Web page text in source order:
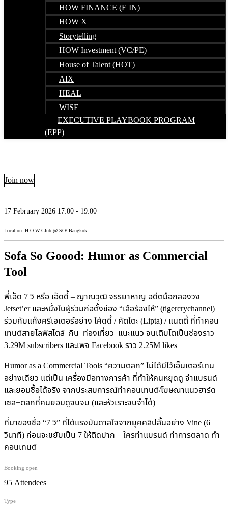
HOW FINANCE (F-IN)
HOW X
Storytelling
HOW Investment (VC/PE)
House of Talent (HOT)
AIX
HEAL
WISE
EXECUTIVE PLAYBOOK PROGRAM
(EPP)
Join now
17 February 2026 17:00 - 19:00
Location: H.O.W Club @ SO/ Bangkok
Sofa So Goood: Humor as Commercial
Tool
พี่เอ็ด 7 วิ หรือ เอ็ดดี้ – ญาณวุฒิ จรรยาหาญ อดีตมือกลองวง
Jetset’er และหนึ่งในผู้ร่วมก่อตั้งช่อง “เสือร้องไห้” (tigercrychannel)
ร่วมกับแก๊งครีเอเตอร์อย่าง โค้ดดี้ / คัตโตะ (Lipta) / แนตตี้ ที่ทำคอน
เทนต์สายไลฟ์สไตล์–กิน–ท่องเที่ยว–แนะแนว จนเติบโตเป็นช่องราว
3.29M subscribers และเพจ Facebook ราว 2.25M likes
Humor as a Commercial Tools “ความตลก” ไม่ได้มีไว้เอ็นเตอร์เทน
อย่างเดียว แต่เป็น เครื่องมือทางการค้า ที่ทำให้คนหยุดดู จำแบรนด์
และยอมซื้อได้จริง จากประสบการณ์ทำคอนเทนต์/โฆษณาแนวฮาร์ด
เซล+ตลกที่คนยอมดูจนจบ (และหัวเราะจนจำได้)
ที่มาของชื่อ “7 วิ” ที่ได้แรงบันดาลใจจากยุคคลิปสั้นอย่าง Vine (6
วินาที) ก่อนจะขยับเป็น 7 ให้ติดปาก—ใครทำแบรนด์ ทำการตลาด ทำ
คอนเทนต์
Booking open
95 Attendees
Type